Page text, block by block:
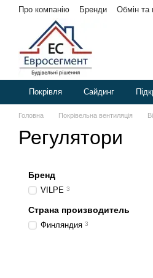
Перейти до основного контенту
Про компанію Бренди Обмін та
Покрівля Сайдинг
Головна Покрівельна вентиляція
Регулятори
Бренд
VILPE 3
Страна производитель
Финляндия 3